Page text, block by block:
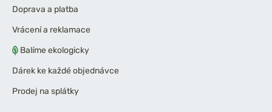
Doprava a platba
Vrácení a reklamace
Balíme ekologicky
Dárek ke každé objednávce
Prodej na splátky